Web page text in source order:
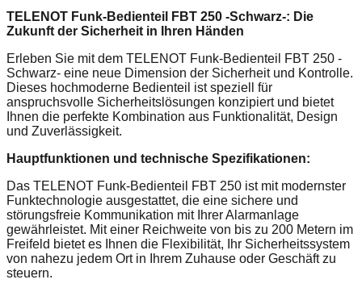
TELENOT Funk-Bedienteil FBT 250 -Schwarz-: Die
Zukunft der Sicherheit in Ihren Händen
Erleben Sie mit dem TELENOT Funk-Bedienteil FBT 250 -
Schwarz- eine neue Dimension der Sicherheit und Kontrolle.
Dieses hochmoderne Bedienteil ist speziell für
anspruchsvolle Sicherheitslösungen konzipiert und bietet
Ihnen die perfekte Kombination aus Funktionalität, Design
und Zuverlässigkeit.
Hauptfunktionen und technische Spezifikationen:
Das TELENOT Funk-Bedienteil FBT 250 ist mit modernster
Funktechnologie ausgestattet, die eine sichere und
störungsfreie Kommunikation mit Ihrer Alarmanlage
gewährleistet. Mit einer Reichweite von bis zu 200 Metern im
Freifeld bietet es Ihnen die Flexibilität, Ihr Sicherheitssystem
von nahezu jedem Ort in Ihrem Zuhause oder Geschäft zu
steuern.